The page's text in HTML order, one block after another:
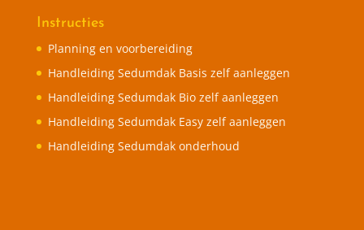
Instructies
Planning en voorbereiding
Handleiding Sedumdak Basis zelf aanleggen
Handleiding Sedumdak Bio zelf aanleggen
Handleiding Sedumdak Easy zelf aanleggen
Handleiding Sedumdak onderhoud